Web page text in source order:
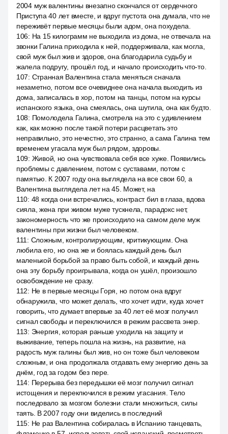
2004 муж валентины внезапно скончался от сердечного
Приступа 40 лет вместе, и вдруг пустота она думала, что не
переживёт первые месяцы были адом, она похудела.
106: На 15 килограмм не выходила из дома, не отвечала на
звонки Галина приходила к ней, поддерживала, как могла,
свой муж был жив и здоров, она благодарила судьбу и
жалела подругу, прошёл год, и начало происходить что-то.
107: Странная Валентина стала меняться сначала
незаметно, потом все очевиднее она начала выходить из
дома, записалась в хор, потом на танцы, потом на курсы
испанского языка, она смеялась, она шутила, она как будто.
108: Помолодела Галина, смотрела на это с удивлением
как, как можно после такой потери расцветать это
неправильно, это нечестно, это странно, а сама Галина тем
временем угасала муж был рядом, здоровы.
109: Живой, но она чувствовала себя все хуже. Появились
проблемы с давлением, потом с суставами, потом с
памятью. К 2007 году она выглядела на все свои 60, а
Валентина выглядела лет на 45. Может, на
110: 48 когда они встречались, контраст бил в глаза, вдова
сияла, жена при живом муже тускнела, парадокс нет,
закономерность что же происходило на самом деле муж
валентины при жизни был человеком.
111 : Сложным, контролирующим, критикующим. Она
любила его, но она же и боялась каждый день был
маленькой борьбой за право быть собой, и каждый день
она эту борьбу проигрывала, когда он ушёл, произошло
освобождение не сразу.
112: Не в первые месяцы Горя, но потом она вдруг
обнаружила, что может делать, что хочет идти, куда хочет
говорить, что думает впервые за 40 лет её мозг получил
сигнал свободы и переключился в режим рассвета энер.
113: Энергия, которая раньше уходила на защиту и
выживание, теперь пошла на жизнь, на развитие, на
радость муж галины был жив, но он тоже был человеком
сложным, и она продолжала отдавать ему энергию день за
днём, год за годом без пере.
114: Перерыва без передышки её мозг получил сигнал
истощения и переключился в режим угасания. Тело
последовало за мозгом болезни стали множиться, силы
таять. В 2007 году они виделись в последний
115: Не раз Валентина собиралась в Испанию танцевать,